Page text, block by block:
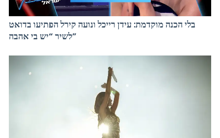
בלי הכנה מוקדמת: עידן רייכל ונועה קירל הפתיעו בדואט
לשיר “יש בי אהבה”